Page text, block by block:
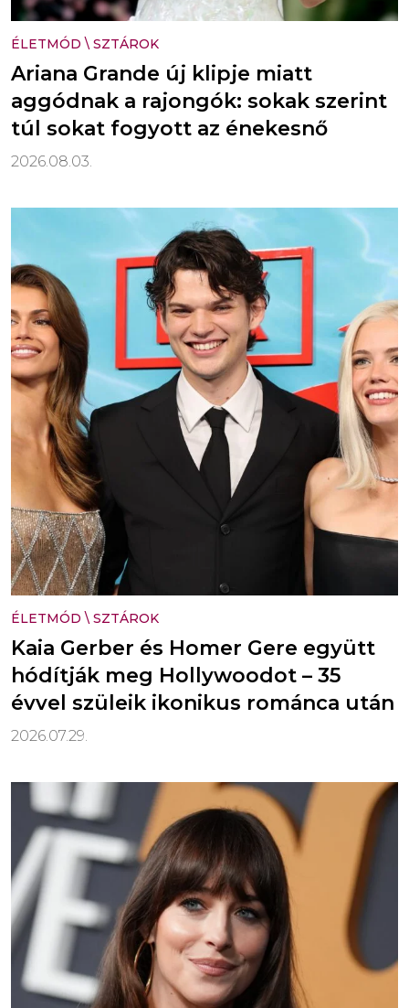
ÉLETMÓD \ SZTÁROK
Ariana Grande új klipje miatt
aggódnak a rajongók: sokak szerint
túl sokat fogyott az énekesnő
2026.08.03.
ÉLETMÓD \ SZTÁROK
Kaia Gerber és Homer Gere együtt
hódítják meg Hollywoodot – 35
évvel szüleik ikonikus románca után
2026.07.29.